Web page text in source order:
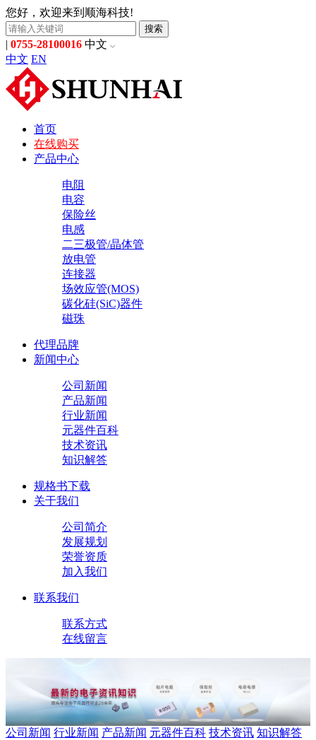
您好，欢迎来到顺海科技!
搜索
| 0755-28100016 中文
中文 EN
首页
在线购买
产品中心
电阻
电容
保险丝
电感
二三极管/晶体管
放电管
连接器
场效应管(MOS)
碳化硅(SiC)器件
磁珠
代理品牌
新闻中心
公司新闻
产品新闻
行业新闻
元器件百科
技术资讯
知识解答
规格书下载
关于我们
公司简介
发展规划
荣誉资质
加入我们
联系我们
联系方式
在线留言
公司新闻 行业新闻 产品新闻 元器件百科 技术资讯 知识解答